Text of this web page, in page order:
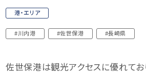
港・エリア
#川内港 #佐世保港 #長崎県
佐世保港は観光アクセスに優れて